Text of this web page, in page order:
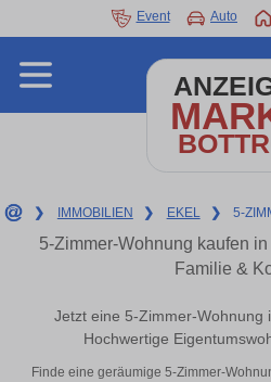
Event Auto
❯ IMMOBILIEN ❯ EKEL ❯ 5-
5-Zimmer-Wohnung kaufen
Familie &
Jetzt eine 5-Zimmer-Wohnung
Hochwertige
Finde eine geräumige 5-Zimmer-